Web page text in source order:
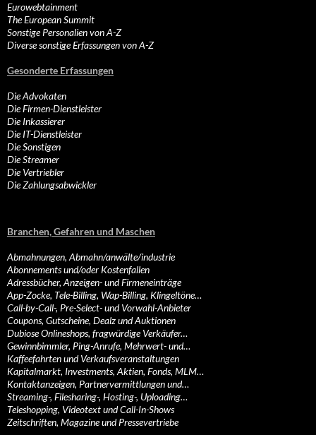
Eurowebtainment
The European Summit
Sonstige Personalien von A-Z
Diverse sonstige Erfassungen von A-Z
Gesonderte Erfassungen
Die Advokaten
Die Firmen-Dienstleister
Die Inkassierer
Die IT-Dienstleister
Die Sonstigen
Die Streamer
Die Vertriebler
Die Zahlungsabwickler
Branchen, Gefahren und Maschen
Abmahnungen, Abmahn/anwälte/industrie
Abonnements und/oder Kostenfallen
Adressbücher, Anzeigen- und Firmeneinträge
App-Zocke, Tele-Billing, Wap-Billing, Klingeltöne…
Call-by-Call-, Pre-Select- und Vorwahl-Anbieter
Coupons, Gutscheine, Dealz und Auktionen
Dubiose Onlineshops, fragwürdige Verkäufer…
Gewinnbimmler, Ping-Anrufe, Mehrwert- und…
Kaffeefahrten und Verkaufsveranstaltungen
Kapitalmarkt, Investments, Aktien, Fonds, MLM…
Kontaktanzeigen, Partnervermittlungen und…
Streaming-, Filesharing-, Hosting-, Uploading…
Teleshopping, Videotext und Call-In-Shows
Zeitschriften, Magazine und Pressevertriebe